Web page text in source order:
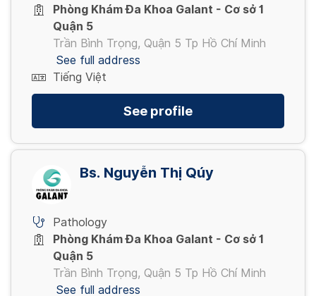
Phòng Khám Đa Khoa Galant - Cơ sở 1
Quận 5
Trần Bình Trọng, Quận 5 Tp Hồ Chí Minh
See full address
Tiếng Việt
See profile
Bs. Nguyễn Thị Qúy
Pathology
Phòng Khám Đa Khoa Galant - Cơ sở 1
Quận 5
Trần Bình Trọng, Quận 5 Tp Hồ Chí Minh
See full address